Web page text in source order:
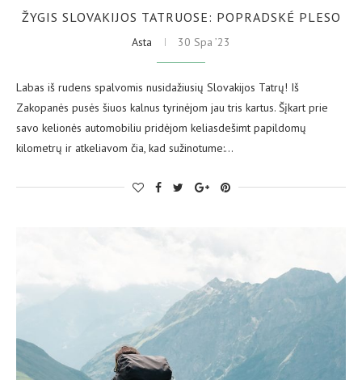
ŽYGIS SLOVAKIJOS TATRUOSE: POPRADSKÉ PLESO
Asta 30 Spa ’23
Labas iš rudens spalvomis nusidažiusių Slovakijos Tatrų! Iš
Zakopanės pusės šiuos kalnus tyrinėjom jau tris kartus. Šįkart prie
savo kelionės automobiliu pridėjom keliasdešimt papildomų
kilometrų ir atkeliavom čia, kad sužinotume:…